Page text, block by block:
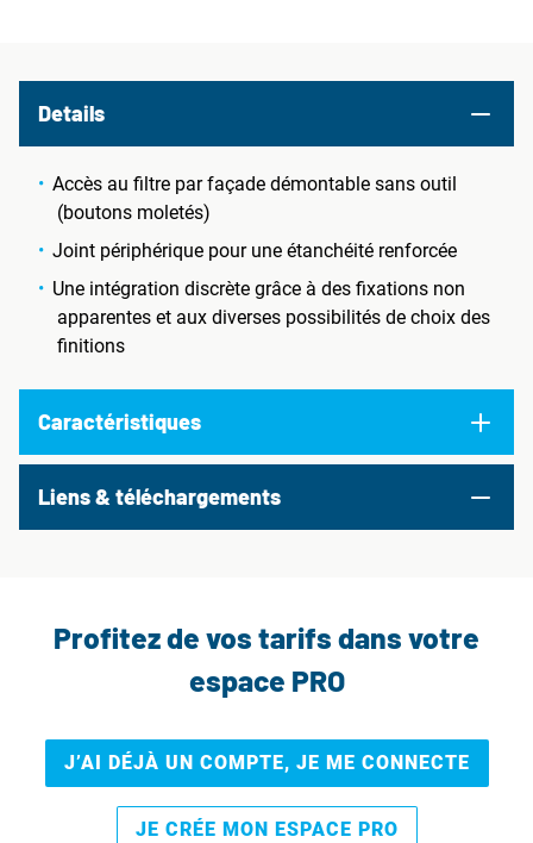
Details
Accès au filtre par façade démontable sans outil
(boutons moletés)
Joint périphérique pour une étanchéité renforcée
Une intégration discrète grâce à des fixations non
apparentes et aux diverses possibilités de choix des
finitions
Caractéristiques
Liens & téléchargements
Profitez de vos tarifs dans votre
espace PRO
J’AI DÉJÀ UN COMPTE, JE ME CONNECTE
JE CRÉE MON ESPACE PRO